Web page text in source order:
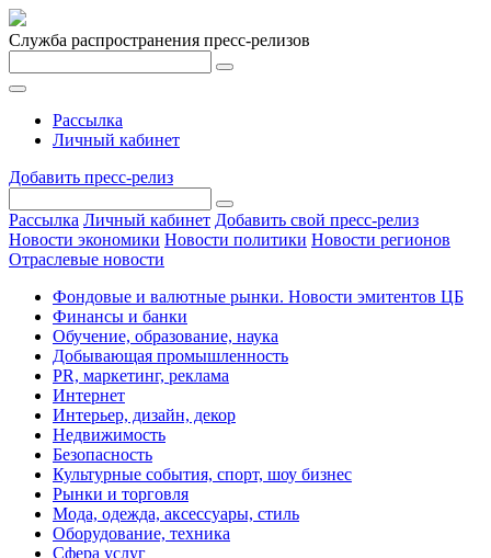
Служба распространения пресс-релизов
Рассылка
Личный кабинет
Добавить пресс-релиз
Рассылка Личный кабинет Добавить свой пресс-релиз
Новости экономики Новости политики Новости регионов
Отраслевые новости
Фондовые и валютные рынки. Новости эмитентов ЦБ
Финансы и банки
Обучение, образование, наука
Добывающая промышленность
PR, маркетинг, реклама
Интернет
Интерьер, дизайн, декор
Недвижимость
Безопасность
Культурные события, спорт, шоу бизнес
Рынки и торговля
Мода, одежда, аксессуары, стиль
Оборудование, техника
Сфера услуг